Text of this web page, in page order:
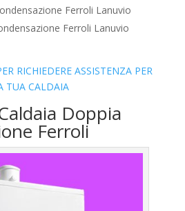
Ferroli Lanuvio
Ferroli Lanuvio
RICHIEDERE ASSISTENZA PER
TUA CALDAIA
Doppia
Ferroli